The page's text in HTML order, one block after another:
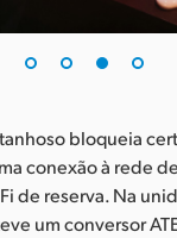
bloqueia
conexão à rede
de reserva. Na
um conversor